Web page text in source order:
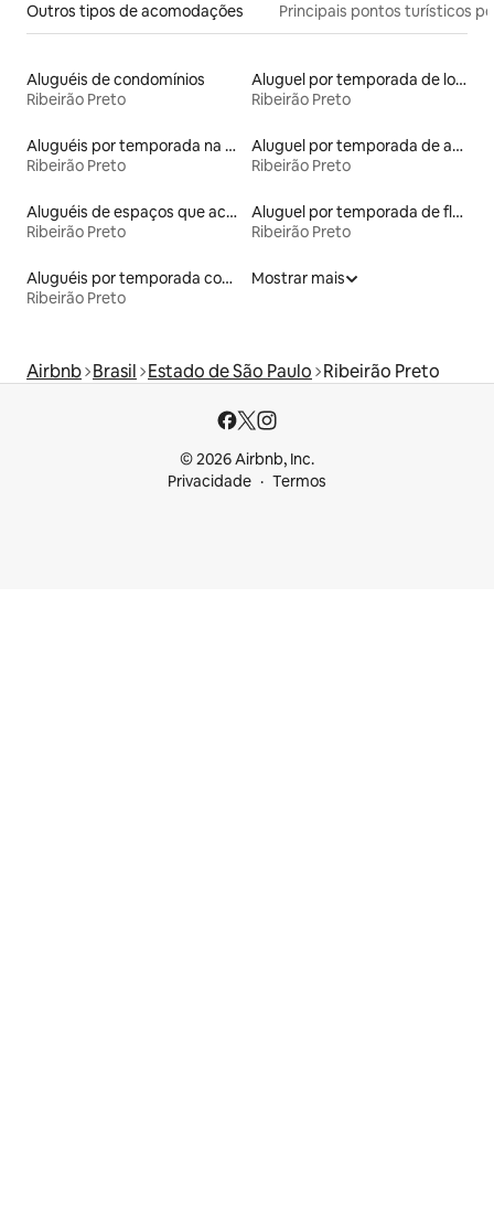
Outros tipos de acomodações Principais pontos turísticos
Aluguéis de condomínios
Ribeirão Preto
Aluguel por temporada de lofts
Ribeirão Preto
Aluguéis por temporada na orla
Ribeirão Preto
Aluguel por temporada de apart-hotéis
Ribeirão Preto
Aluguéis de espaços que aceitam animais de estimação
Ribeirão Preto
Aluguel por temporada de flats
Ribeirão Preto
Aluguéis por temporada com sauna
Ribeirão Preto
Mostrar mais
Airbnb Brasil Estado de São Paulo Ribeirão Preto
© 2026 Airbnb, Inc.
Privacidade
Termos